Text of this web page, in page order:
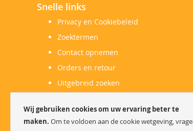
Wij gebruiken cookies om uw ervaring beter te
maken. Om te voldoen aan de cookie wetgeving,
Snelle links
Privacy en Cookiebeleid
Zoektermen
Contact opnemen
Orders en retour
Uitgebreid zoeken
Klachtenregeling